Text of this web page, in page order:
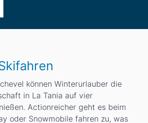
können Winterurlauber die
in La Tania auf vier
Actionreicher geht es beim
oder Snowmobile fahren zu, was